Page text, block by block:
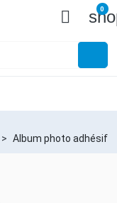
 0
Album photo adhésif